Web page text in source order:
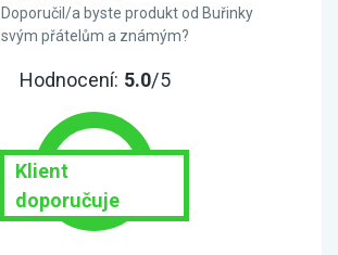
Doporučil/a byste produkt od Buřinky
svým přátelům a známým?
Hodnocení: 5.0/5
Klient
doporučuje